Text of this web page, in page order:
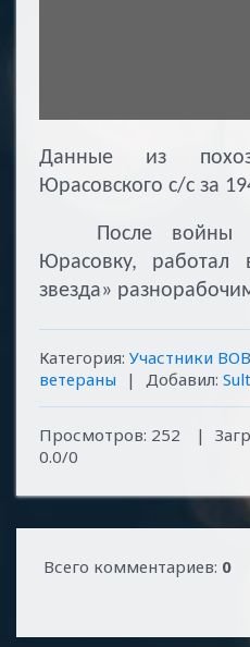
Данные из
Юрасовского с/с за
После войны
Юрасовку, работал
звезда»
Категория: Участники ВОВ
ветераны
| Добавил:
Просмотров: 252 |
0.0/0
Всего комментариев: 0